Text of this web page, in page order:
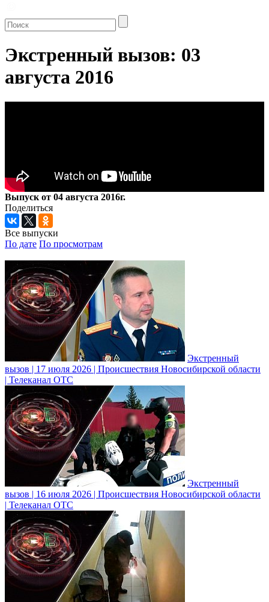
Экстренный вызов: 03
августа 2016
Выпуск от 04 августа 2016г.
Поделиться
Все выпуски
По дате По просмотрам
Экстренный
вызов | 17 июля 2026 | Происшествия Новосибирской области
| Телеканал ОТС
Экстренный
вызов | 16 июля 2026 | Происшествия Новосибирской области
| Телеканал ОТС